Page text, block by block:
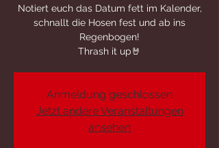
Notiert euch das Datum fett im Kalender,
schnallt die Hosen fest und ab ins
Regenbogen!
Thrash it up🤘
Anmeldung geschlossen
Jetzt andere Veranstaltungen
ansehen